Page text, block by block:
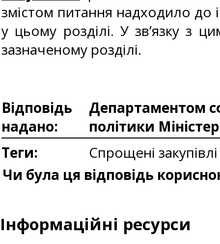
змістом питання надходило до
у цьому розділі. У зв’язку з
зазначеному розділі.
Відповідь
надано:
Департаментом
політики
Теги:
Спрощені закупівлі
Чи була ця відповідь
Інформаційні ресурси